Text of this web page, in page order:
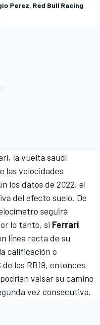
Perez, Red Bull Racing
la vuelta saudí
las velocidades
los datos de 2022, el
del efecto suelo. De
seguirá
lo tanto, si Ferrari
línea recta de su
calificación o
los RB19, entonces
valsar su camino
vez consecutiva.